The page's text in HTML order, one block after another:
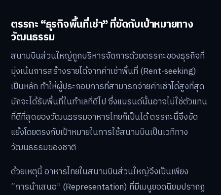
ตรรกะ “ธุรกิจพื้นที่เช่า” ที่ขัดกับเป้าหมายทาง
วัฒนธรรม
สนามบินส่วนใหญ่ถูกบริหารจัดการด้วยตรรกะของธุรกิจที่
มุ่งเน้นการสร้างรายได้จากค่าเช่าพื้นที่ (Rent-seeking)
เป็นหลัก ทำให้ผู้ประกอบการที่สามารถจ่ายค่าเช่าได้สูงที่สุด
มักจะได้รับพื้นที่ในทำเลที่ดีไป ซึ่งแบรนด์นั้นอาจไม่ใช่ตัวแทน
ที่ดีที่สุดของวัฒนธรรมอาหารไทยก็เป็นได้ ตรรกะนี้จึงขัด
แย้งโดยตรงกับเป้าหมายในการใช้สนามบินเป็นเวทีทาง
วัฒนธรรมของชาติ
ด้วยเหตุนี้ อาหารไทยในสนามบินส่วนใหญ่จึงเป็นเพียง
“การนำเสนอ” (Representation) ที่มีเมนูยอดนิยมปรากฏ